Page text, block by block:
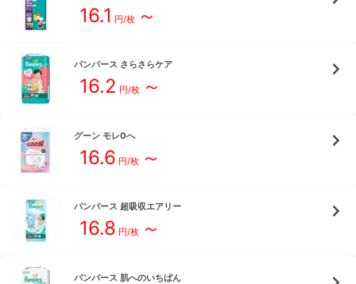
16.1 円/枚 ～
パンパース さらさらケア
16.2 円/枚 ～
グーン モレ0へ
16.6 円/枚 ～
パンパース 超吸収エアリー
16.8 円/枚 ～
パンパース 肌へのいちばん